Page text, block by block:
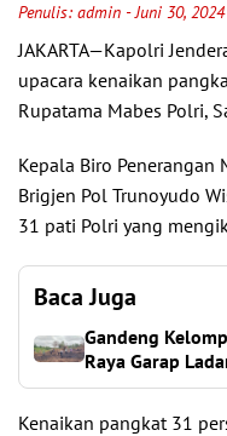
Penulis: admin - Juni 30,
JAKARTA—Kapolri
upacara kenaikan
Rupatama Mabes Polri,
Kepala Biro Penerangan
Brigjen Pol Trunoyudo
31 pati Polri yang
Baca Juga
Gandeng
Raya Garap
Kenaikan pangkat 31